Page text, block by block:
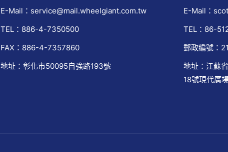
E-Mail：service@mail.wheelgiant.com.tw
TEL：886-4-7350500
FAX：886-4-7357860
地址：彰化市50095自強路193號
E-Mail：
TEL：86-
郵政編號：
地址：江蘇
18號現代廣